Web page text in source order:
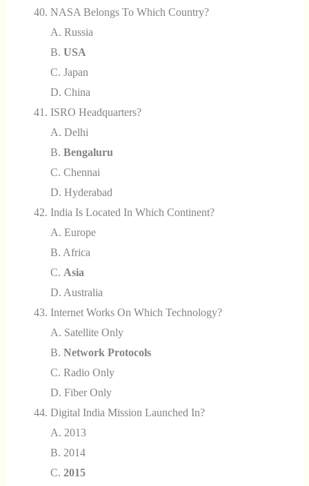
NASA Belongs To Which Country?
A. Russia
B. USA
C. Japan
D. China
ISRO Headquarters?
A. Delhi
B. Bengaluru
C. Chennai
D. Hyderabad
India Is Located In Which Continent?
A. Europe
B. Africa
C. Asia
D. Australia
Internet Works On Which Technology?
A. Satellite Only
B. Network Protocols
C. Radio Only
D. Fiber Only
Digital India Mission Launched In?
A. 2013
B. 2014
C. 2015